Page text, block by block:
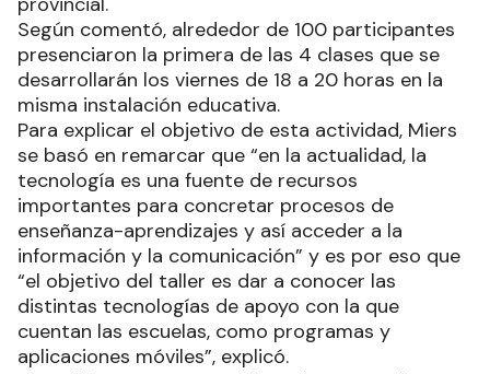
Según comentó, alrededor de 100 participantes
presenciaron la primera de las 4 clases que se
desarrollarán los viernes de 18 a 20 horas en la
misma instalación educativa.
Para explicar el objetivo de esta actividad, Miers
se basó en remarcar que “en la actualidad, la
tecnología es una fuente de recursos
importantes para concretar procesos de
enseñanza-aprendizajes y así acceder a la
información y la comunicación” y es por eso que
“el objetivo del taller es dar a conocer las
distintas tecnologías de apoyo con la que
cuentan las escuelas, como programas y
aplicaciones móviles”, explicó.